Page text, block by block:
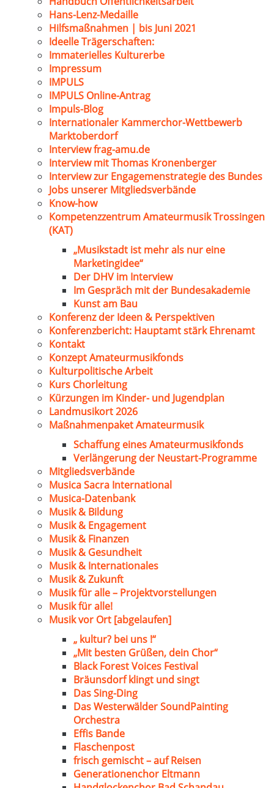
Hans-Lenz-Medaille
Hilfsmaßnahmen | bis Juni 2021
Ideelle Trägerschaften:
Immaterielles Kulturerbe
Impressum
IMPULS
IMPULS Online-Antrag
Impuls-Blog
Internationaler Kammerchor-Wettbewerb
Marktoberdorf
Interview frag-amu.de
Interview mit Thomas Kronenberger
Interview zur Engagemenstrategie des Bundes
Jobs unserer Mitgliedsverbände
Know-how
Kompetenzzentrum Amateurmusik Trossingen
(KAT)
„Musikstadt ist mehr als nur eine
Marketingidee“
Der DHV im Interview
Im Gespräch mit der Bundesakademie
Kunst am Bau
Konferenz der Ideen & Perspektiven
Konferenzbericht: Hauptamt stärk Ehrenamt
Kontakt
Konzept Amateurmusikfonds
Kulturpolitische Arbeit
Kurs Chorleitung
Kürzungen im Kinder- und Jugendplan
Landmusikort 2026
Maßnahmenpaket Amateurmusik
Schaffung eines Amateurmusikfonds
Verlängerung der Neustart-Programme
Mitgliedsverbände
Musica Sacra International
Musica-Datenbank
Musik & Bildung
Musik & Engagement
Musik & Finanzen
Musik & Gesundheit
Musik & Internationales
Musik & Zukunft
Musik für alle – Projektvorstellungen
Musik für alle!
Musik vor Ort [abgelaufen]
„ kultur? bei uns !“
„Mit besten Grüßen, dein Chor“
Black Forest Voices Festival
Bräunsdorf klingt und singt
Das Sing-Ding
Das Westerwälder SoundPainting
Orchestra
Effis Bande
Flaschenpost
frisch gemischt – auf Reisen
Generationenchor Eltmann